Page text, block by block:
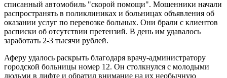
списанный автомобиль "скорой помощи". Мошенники начали
распространять в поликлиниках и больницах объявления об
оказании услуг по перевозке больных. Они брали с клиентов
расписки об отсутствии претензий. В день им удавалось
заработать 2-3 тысячи рублей.
Аферу удалось раскрыть благодаря врачу-администратору
городской больницы номер 12. Он столкнулся с молодыми
людьми в лифте и обратил внимание на их необычную